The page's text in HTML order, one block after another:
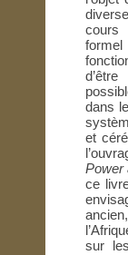
cours
dans
et
Power
ce
sur